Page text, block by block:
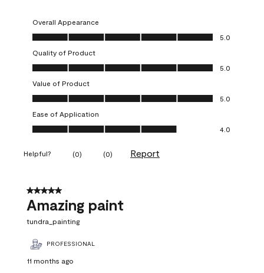
Overall Appearance
Overall Appearance, 5.0 out of 5
5.0
Quality of Product
Quality of Product, 5.0 out of 5
5.0
Value of Product
Value of Product, 5.0 out of 5
5.0
Ease of Application
Ease of Application, 4.0 out of 5
4.0
Helpful? (0) (0) Report
5 out of 5 stars.
Amazing paint
tundra_painting
PROFESSIONAL
11 months ago